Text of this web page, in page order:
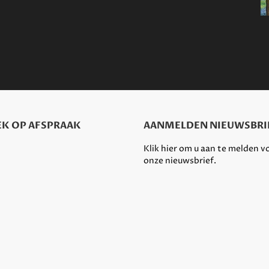
OP AFSPRAAK AANMELDEN
Klik hier om u aan te melden
onze nieuwsbrief.